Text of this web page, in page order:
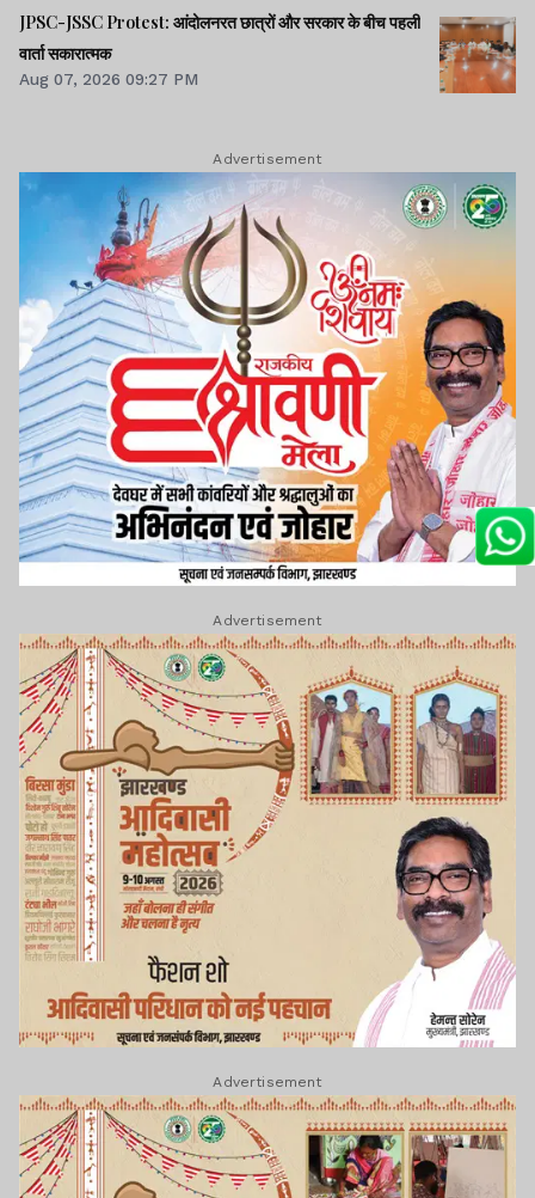
JPSC-JSSC Protest: आंदोलनरत छात्रों और सरकार के बीच पहली
वार्ता सकारात्मक
Aug 07, 2026 09:27 PM
Advertisement
Advertisement
Advertisement